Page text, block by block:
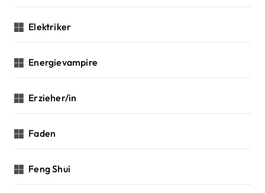
Elektriker
Energievampire
Erzieher/in
Faden
Feng Shui